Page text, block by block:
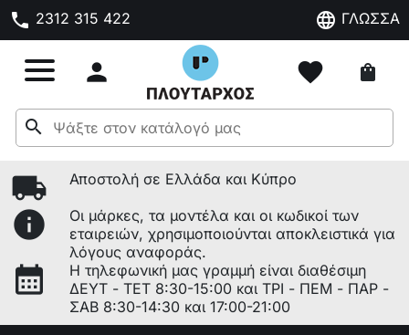
phone 2312 315 422 language ΓΛΩΣΣΑ
 favorite shopping_bag
search
local_shipping Αποστολή σε Ελλάδα και Κύπρο
info
Οι μάρκες, τα μοντέλα και οι κωδικοί των
εταιρειών, χρησιμοποιούνται αποκλειστικά για
λόγους αναφοράς.
calendar_month
Η τηλεφωνική μας γραμμή είναι διαθέσιμη
ΔΕΥΤ - ΤΕΤ 8:30-15:00 και ΤΡΙ - ΠΕΜ - ΠΑΡ -
ΣΑΒ 8:30-14:30 και 17:00-21:00